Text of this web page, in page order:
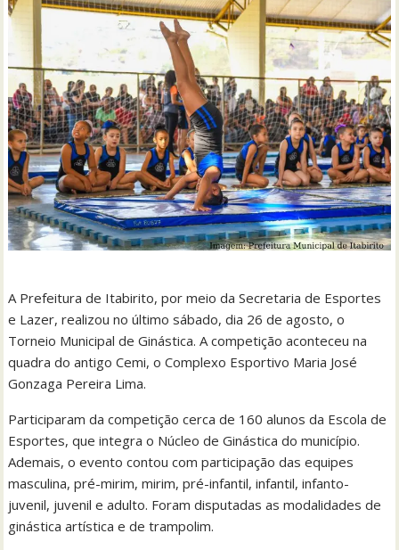
A Prefeitura de Itabirito, por meio da Secretaria de Esportes
e Lazer, realizou no último sábado, dia 26 de agosto, o
Torneio Municipal de Ginástica. A competição aconteceu na
quadra do antigo Cemi, o Complexo Esportivo Maria José
Gonzaga Pereira Lima.
Participaram da competição cerca de 160 alunos da Escola de
Esportes, que integra o Núcleo de Ginástica do município.
Ademais, o evento contou com participação das equipes
masculina, pré-mirim, mirim, pré-infantil, infantil, infanto-
juvenil, juvenil e adulto. Foram disputadas as modalidades de
ginástica artística e de trampolim.